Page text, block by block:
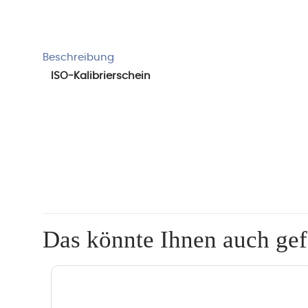
Beschreibung
ISO-Kalibrierschein
Das könnte Ihnen auch